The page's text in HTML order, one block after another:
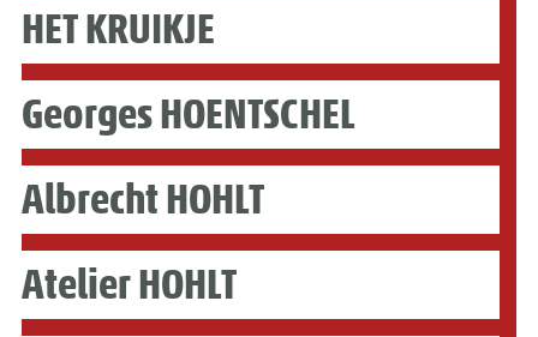
HET KRUIKJE
Georges HOENTSCHEL
Albrecht HOHLT
Atelier HOHLT